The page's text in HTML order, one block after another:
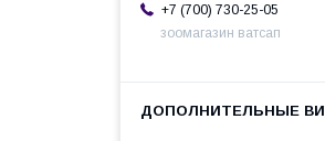
+7 (700) 730-25-05
зоомагазин ватсап